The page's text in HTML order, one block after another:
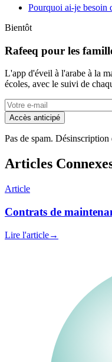
Pourquoi ai-je besoin
Bientôt
Rafeeq pour les
L'app d'éveil à l'arabe à la
écoles, avec le suivi de
Accès anticipé
Pas de spam. Désinscription
Articles
Article
Contrats de
Lire l'article→